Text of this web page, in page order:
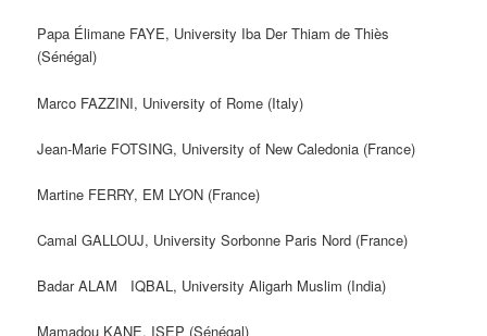
Papa Élimane FAYE, University Iba Der Thiam de Thiès
(Sénégal)
Marco FAZZINI, University of Rome (Italy)
Jean-Marie FOTSING, University of New Caledonia (France)
Martine FERRY, EM LYON (France)
Camal GALLOUJ, University Sorbonne Paris Nord (France)
Badar ALAM IQBAL, University Aligarh Muslim (India)
Mamadou KANE, ISEP (Sénégal)